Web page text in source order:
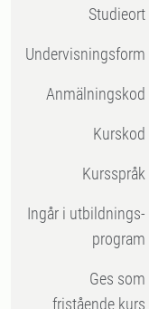
Studieort
Undervisningsform
Anmälningskod
Kurskod
Kursspråk
Ingår i utbildnings-
program
Ges som
fristående kurs